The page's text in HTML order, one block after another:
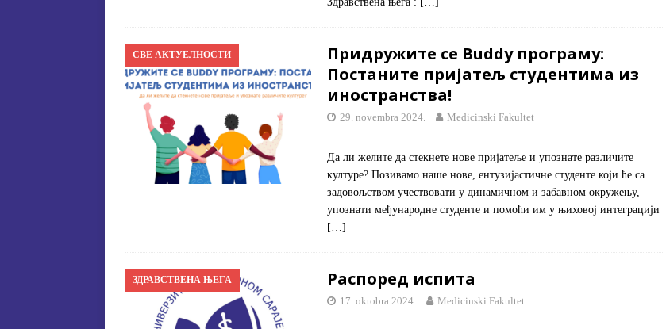
СВЕ АКТУЕЛНОСТИ
Придружите се Buddy програму:
Постаните пријатељ студентима из
иностранства!
29. novembra 2024. Medicinski Fakultet
Да ли желите да стекнете нове пријатеље и упознате различите
културе? Позивамо наше нове, ентузијастичне студенте који ће са
задовољством учествовати у динамичном и забавном окружењу,
упознати међународне студенте и помоћи им у њиховој интеграцији
[…]
ЗДРАВСТВЕНА ЊЕГА Распоред испита
17. oktobra 2024. Medicinski Fakultet